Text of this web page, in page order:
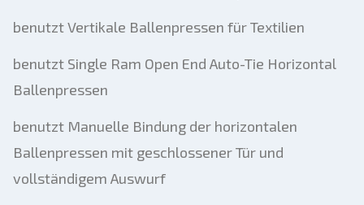
benutzt Vertikale Ballenpressen für Textilien
benutzt Single Ram Open End Auto-Tie Horizontal
Ballenpressen
benutzt Manuelle Bindung der horizontalen
Ballenpressen mit geschlossener Tür und
vollständigem Auswurf